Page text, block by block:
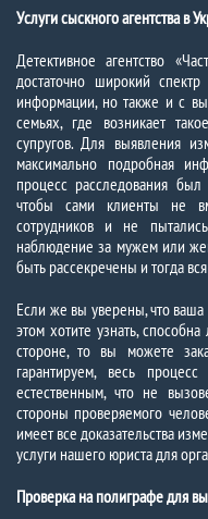
Услуги сыскного агентства в
Детективное агентство
достаточно широкий
информации, но также и с
семьях, где возникает
супругов. Для выявления
максимально подробная
процесс расследования
чтобы сами клиенты не
сотрудников и не
наблюдение за мужем или
быть рассекречены и тогда
Если же вы уверены, что ваша
этом хотите узнать,
стороне, то вы можете
гарантируем, весь
естественным, что не
стороны проверяемого
имеет все доказательства
услуги нашего юриста для
Проверка на полиграфе для